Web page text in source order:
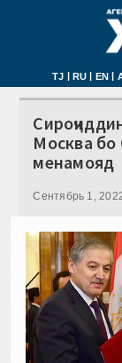
TJ | RU | EN |
Москва бо
менамояд
Сентябрь 1,